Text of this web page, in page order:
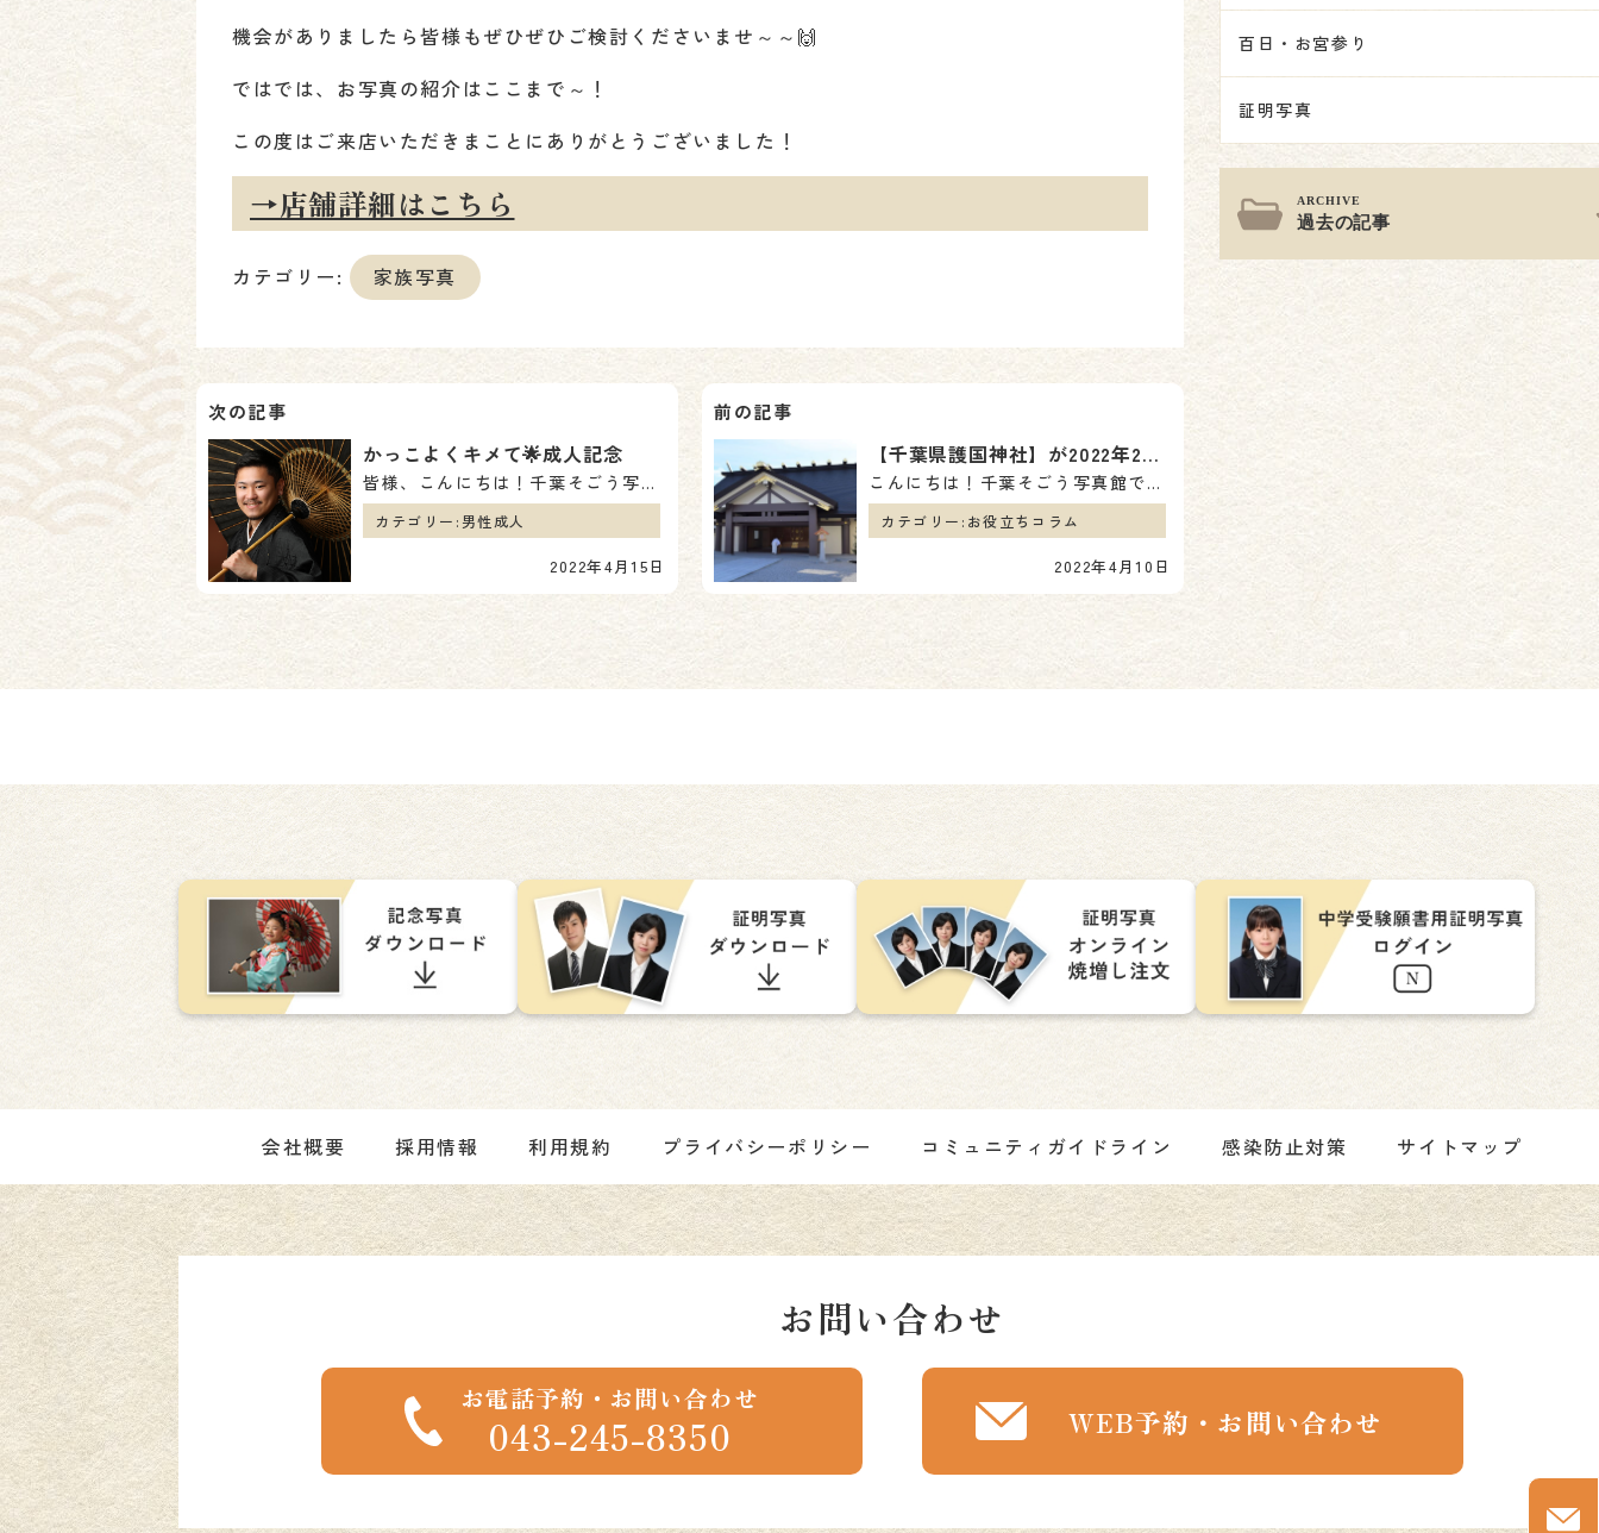
機会がありましたら皆様もぜひぜひご検討くださいませ～～🙌
ではでは、お写真の紹介はここまで～！
この度はご来店いただきまことにありがとうございました！
→店舗詳細はこちら
カテゴリー: 家族写真
投
稿
ナ
ビ
ー
シ
ョ
ン
【千葉県護国神社】が2022年2月に『千葉公園』→『若葉区桜木』付近に遷座されました
こんにちは！千葉そごう写真館です🙌🏻 以前、七五三ブログで 千葉駅の”近隣の神社”のご案内を ４ヶ所…
カテゴリー: お役立ちコラム
2022年4月10日
かっこよくキメて🌟成人記念
皆様、こんにちは！千葉そごう写真館です🍀 今回も張り切って紹介していきます～！！ 成人記念の撮影に来…
カテゴリー: 男性成人
2022年4月15日
百日・お宮参り
証明写真
過去の記事
会社概要 採用情報 利用規約 プライバシーポリシー コミュニティガイドライン 感染防止対策 サイトマップ
お問い合わせ
お電話予約・お問い合わせ
043-245-8350 WEB予約・お問い合わせ